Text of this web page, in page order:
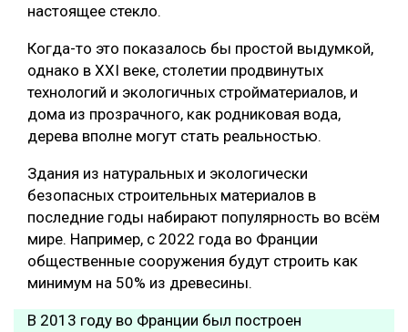
ДЕРЕВЯННОЕ ДОМОСТРОЕНИЕ
БЕЗОПАСНОЕ ПРОИЗВОДСТВО
СОРТИРОВКА ДРЕВЕСИНЫ
СУШКА ДРЕВЕСИНЫ
МЕБЕЛЬНОЕ ПРОИЗВОДСТВО
настоящее стекло.
Когда-то это показалось бы простой выдумкой,
однако в XXI веке, столетии продвинутых
технологий и экологичных стройматериалов, и
дома из прозрачного, как родниковая вода,
дерева вполне могут стать реальностью.
Здания из натуральных и экологически
безопасных строительных материалов в
последние годы набирают популярность во всём
мире. Например, с 2022 года во Франции
общественные сооружения будут строить как
минимум на 50% из древесины.
В 2013 году во Франции был построен